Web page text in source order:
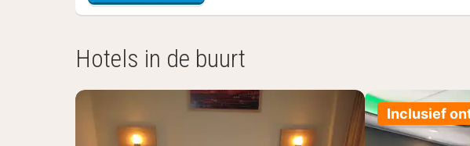
Hotels in de buurt
Inclusief